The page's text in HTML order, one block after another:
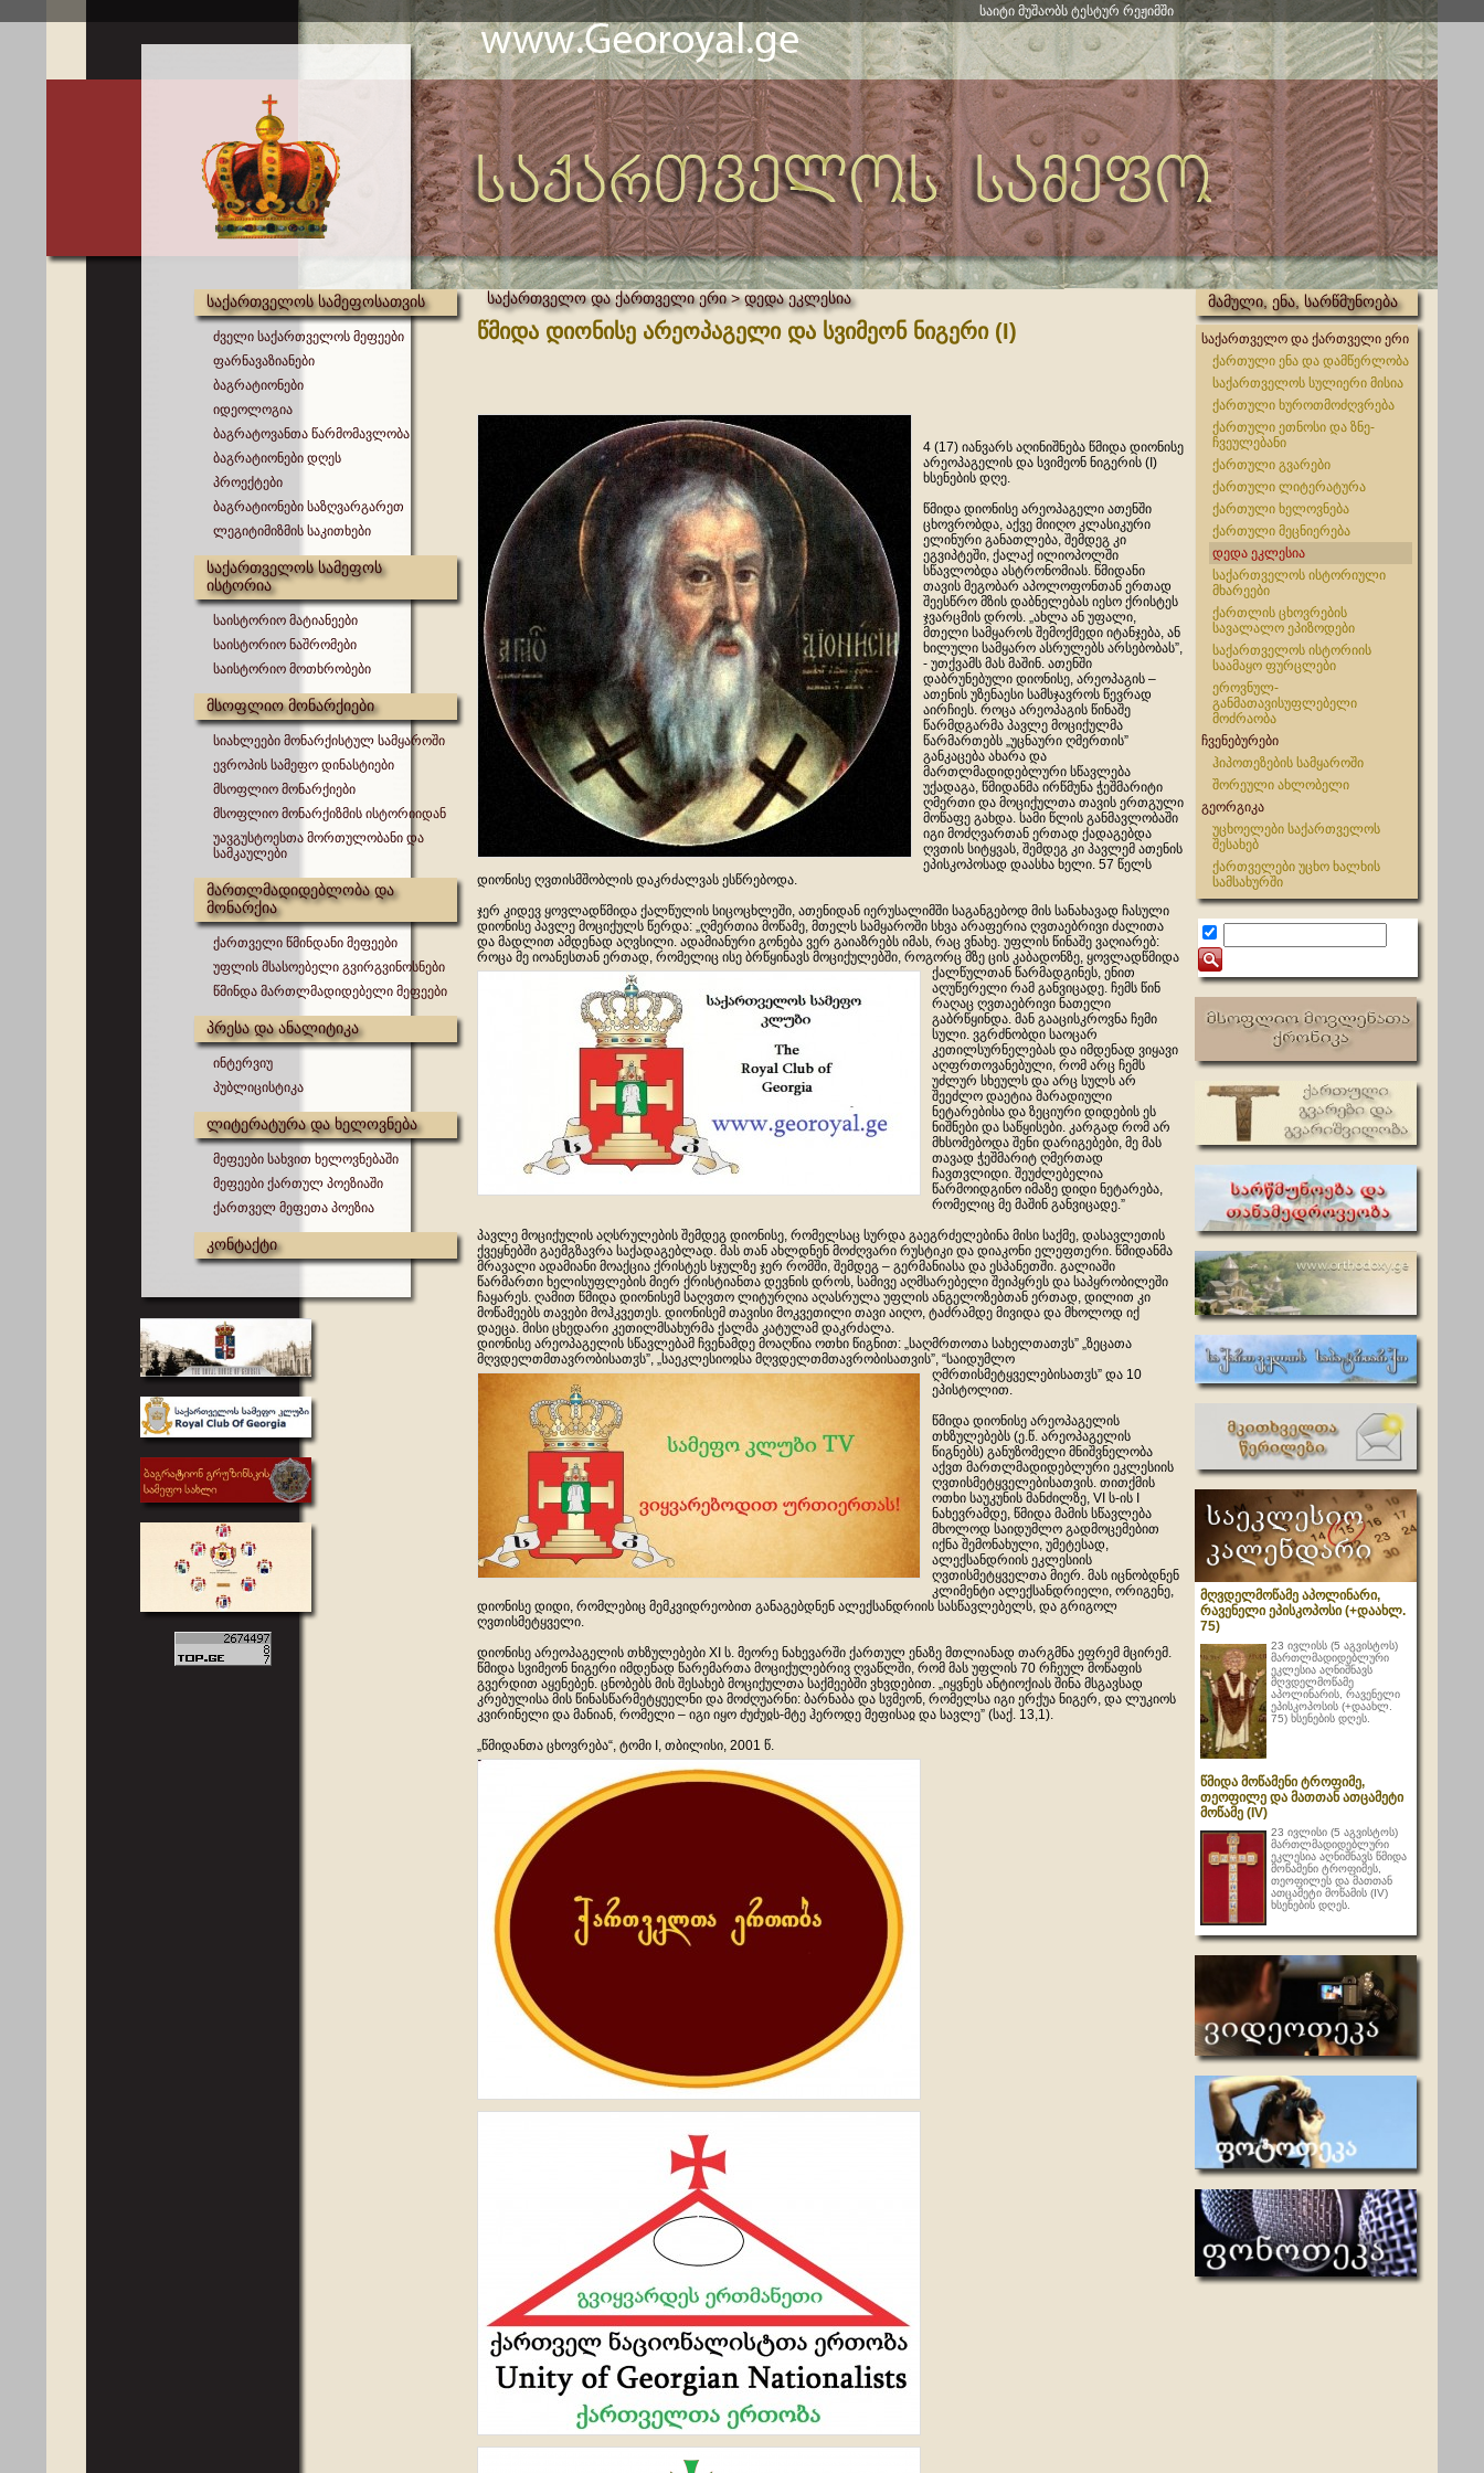
საიტი მუშაობს ტესტურ რეჟიმში
საქართველოს სამეფოსათვის
ძველი საქართველოს მეფეები
ფარნავაზიანები
ბაგრატიონები
იდეოლოგია
ბაგრატოვანთა წარმომავლობა
ბაგრატიონები დღეს
პროექტები
ბაგრატიონები საზღვარგარეთ
ლეგიტიმიზმის საკითხები
საქართველოს სამეფოს
ისტორია
საისტორიო მატიანეები
საისტორიო ნაშრომები
საისტორიო მოთხრობები
მსოფლიო მონარქიები
სიახლეები მონარქისტულ სამყაროში
ევროპის სამეფო დინასტიები
მსოფლიო მონარქიები
მსოფლიო მონარქიზმის ისტორიიდან
უავგუსტოესთა მორთულობანი და
სამკაულები
მართლმადიდებლობა და
მონარქია
ქართველი წმინდანი მეფეები
უფლის მსასოებელი გვირგვინოსნები
წმინდა მართლმადიდებელი მეფეები
პრესა და ანალიტიკა
ინტერვიუ
პუბლიცისტიკა
ლიტერატურა და ხელოვნება
მეფეები სახვით ხელოვნებაში
მეფეები ქართულ პოეზიაში
ქართველ მეფეთა პოეზია
კონტაქტი
საქართველო და ქართველი ერი > დედა ეკლესია
წმიდა დიონისე არეოპაგელი და სვიმეონ ნიგერი (I)
4 (17) იანვარს აღინიშნება წმიდა დიონისე
არეოპაგელის და სვიმეონ ნიგერის (I)
ხსენების დღე.
წმიდა დიონისე არეოპაგელი ათენში
ცხოვრობდა, აქვე მიიღო კლასიკური
ელინური განათლება, შემდეგ კი
ეგვიპტეში, ქალაქ ილიოპოლში
სწავლობდა ასტრონომიას. წმიდანი
თავის მეგობარ აპოლოფონთან ერთად
შეესწრო მზის დაბნელებას იესო ქრისტეს
ჯვარცმის დროს. „ახლა ან უფალი,
მთელი სამყაროს შემოქმედი იტანჯება, ან
ხილული სამყარო ასრულებს არსებობას”,
- უთქვამს მას მაშინ. ათენში
დაბრუნებული დიონისე, არეოპაგის –
ათენის უზენაესი სამსჯავროს წევრად
აირჩიეს. როცა არეოპაგის წინაშე
წარმდგარმა პავლე მოციქულმა
წარმართებს „უცნაური ღმერთის”
განკაცება ახარა და
მართლმადიდებლური სწავლება
უქადაგა, წმიდანმა ირწმუნა ჭეშმარიტი
ღმერთი და მოციქულთა თავის ერთგული
მოწაფე გახდა. სამი წლის განმავლობაში
იგი მოძღვართან ერთად ქადაგებდა
ღვთის სიტყვას, შემდეგ კი პავლემ ათენის
ეპისკოპოსად დაასხა ხელი. 57 წელს
დიონისე ღვთისმშობლის დაკრძალვას ესწრებოდა.
ჯერ კიდევ ყოვლადწმიდა ქალწულის სიცოცხლეში, ათენიდან იერუსალიმში საგანგებოდ მის სანახავად ჩასული
დიონისე პავლე მოციქულს წერდა: „ღმერთია მოწამე, მთელს სამყაროში სხვა არაფერია ღვთაებრივი ძალითა
და მადლით ამდენად აღვსილი. ადამიანური გონება ვერ გაიაზრებს იმას, რაც ვნახე. უფლის წინაშე ვაღიარებ:
როცა მე იოანესთან ერთად, რომელიც ისე ბრწყინავს მოციქულებში, როგორც მზე ცის კაბადონზე, ყოვლადწმიდა
ქალწულთან წარმადგინეს, ენით
აღუწერელი რამ განვიცადე. ჩემს წინ
რაღაც ღვთაებრივი ნათელი
გაბრწყინდა. მან გააცისკროვნა ჩემი
სული. ვგრძნობდი საოცარ
კეთილსურნელებას და იმდენად ვიყავი
აღფრთოვანებული, რომ არც ჩემს
უძლურ სხეულს და არც სულს არ
შეეძლო დაეტია მარადიული
ნეტარებისა და ზეციური დიდების ეს
ნიშნები და საწყისები. კარგად რომ არ
მხსომებოდა შენი დარიგებები, მე მას
თავად ჭეშმარიტ ღმერთად
ჩავთვლიდი. შეუძლებელია
წარმოიდგინო იმაზე დიდი ნეტარება,
რომელიც მე მაშინ განვიცადე.”
პავლე მოციქულის აღსრულების შემდეგ დიონისე, რომელსაც სურდა გაეგრძელებინა მისი საქმე, დასავლეთის
ქვეყნებში გაემგზავრა საქადაგებლად. მას თან ახლდნენ მოძღვარი რუსტიკი და დიაკონი ელეფთერი. წმიდანმა
მრავალი ადამიანი მოაქცია ქრისტეს სჯულზე ჯერ რომში, შემდეგ – გერმანიასა და ესპანეთში. გალიაში
წარმართი ხელისუფლების მიერ ქრისტიანთა დევნის დროს, სამივე აღმსარებელი შეიპყრეს და საპყრობილეში
ჩაყარეს. ღამით წმიდა დიონისემ საღვთო ლიტურღია აღასრულა უფლის ანგელოზებთან ერთად, დილით კი
მოწამეებს თავები მოჰკვეთეს. დიონისემ თავისი მოკვეთილი თავი აიღო, ტაძრამდე მივიდა და მხოლოდ იქ
დაეცა. მისი ცხედარი კეთილმსახურმა ქალმა კატულამ დაკრძალა.
დიონისე არეოპაგელის სწავლებამ ჩვენამდე მოაღწია ოთხი წიგნით: „საღმრთოთა სახელთათჳს” „ზეცათა
მღვდელთმთავრობისათჳს”, „საეკლესიოჲსა მღვდელთმთავრობისათვის”, “საიდუმლო
ღმრთისმეტყველებისათჳს” და 10
ეპისტოლით.
წმიდა დიონისე არეოპაგელის
თხზულებებს (ე.წ. არეოპაგელის
წიგნებს) განუზომელი მნიშვნელობა
აქვთ მართლმადიდებლური ეკლესიის
ღვთისმეტყველებისათვის. თითქმის
ოთხი საუკუნის მანძილზე, VI ს-ის I
ნახევრამდე, წმიდა მამის სწავლება
მხოლოდ საიდუმლო გადმოცემებით
იქნა შემონახული, უმეტესად,
ალექსანდრიის ეკლესიის
ღვთისმეტყველთა მიერ. მას იცნობდნენ
კლიმენტი ალექსანდრიელი, ორიგენე,
დიონისე დიდი, რომლებიც მემკვიდრეობით განაგებდნენ ალექსანდრიის სასწავლებელს, და გრიგოლ
ღვთისმეტყველი.
დიონისე არეოპაგელის თხზულებები XI ს. მეორე ნახევარში ქართულ ენაზე მთლიანად თარგმნა ეფრემ მცირემ.
წმიდა სვიმეონ ნიგერი იმდენად წარემართა მოციქულებრივ ღვაწლში, რომ მას უფლის 70 რჩეულ მოწაფის
გვერდით აყენებენ. ცნობებს მის შესახებ მოციქულთა საქმეებში ვხვდებით. „იყვნეს ანტიოქიას შინა მსგავსად
კრებულისა მის წინასწარმეტყუელნი და მოძღუარნი: ბარნაბა და სჳმეონ, რომელსა იგი ერქუა ნიგერ, და ლუკიოს
კვირინელი და მანიან, რომელი – იგი იყო ძუძუჲს-მტე ჰეროდე მეფისაჲ და სავლე” (საქ. 13,1).
„წმიდანთა ცხოვრება“, ტომი I, თბილისი, 2001 წ.
მამული, ენა, სარწმუნოება
საქართველო და ქართველი ერი
ქართული ენა და დამწერლობა
საქართველოს სულიერი მისია
ქართული ხუროთმოძღვრება
ქართული ეთნოსი და ზნე-
ჩვეულებანი
ქართული გვარები
ქართული ლიტერატურა
ქართული ხელოვნება
ქართული მეცნიერება
დედა ეკლესია
საქართველოს ისტორიული
მხარეები
ქართლის ცხოვრების
სავალალო ეპიზოდები
საქართველოს ისტორიის
საამაყო ფურცლები
ეროვნულ-
განმათავისუფლებელი
მოძრაობა
ჩვენებურები
ჰიპოთეზების სამყაროში
შორეული ახლობელი
გეორგიკა
უცხოელები საქართველოს
შესახებ
ქართველები უცხო ხალხის
სამსახურში
მღვდელმოწამე აპოლინარი,
რავენელი ეპისკოპოსი (+დაახლ.
75)
23 ივლისს (5 აგვისტოს)
მართლმადიდებლური
ეკლესია აღნიშნავს
მღვდელმოწამე
აპოლინარის, რავენელი
ეპისკოპოსის (+დაახლ.
75) ხსენების დღეს.
წმიდა მოწამენი ტროფიმე,
თეოფილე და მათთან ათცამეტი
მოწამე (IV)
23 ივლისი (5 აგვისტოს)
მართლმადიდებლური
ეკლესია აღნიშნავს წმიდა
მოწამენი ტროფიმეს,
თეოფილეს და მათთან
ათცამეტი მოწამის (IV)
ხსენების დღეს.